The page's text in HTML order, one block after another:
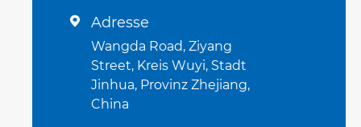
 Adresse
Wangda Road, Ziyang
Street, Kreis Wuyi, Stadt
Jinhua, Provinz Zhejiang,
China